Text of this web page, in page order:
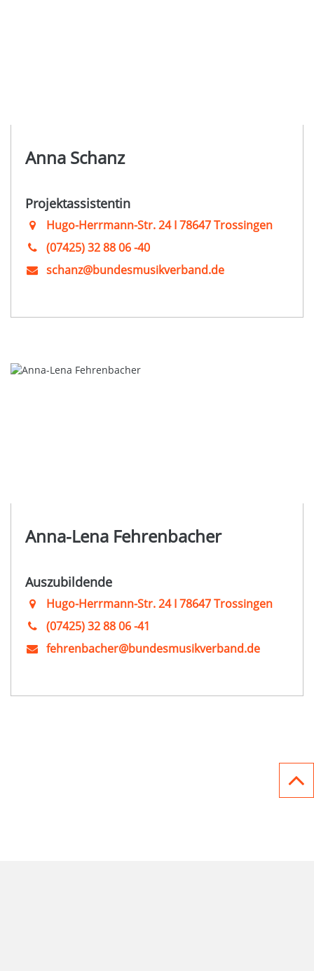
Anna Schanz
Projektassistentin
Hugo-Herrmann-Str. 24 I 78647 Trossingen
(07425) 32 88 06 -40
schanz@bundesmusikverband.de
Anna-Lena Fehrenbacher
Auszubildende
Hugo-Herrmann-Str. 24 I 78647 Trossingen
(07425) 32 88 06 -41
fehrenbacher@bundesmusikverband.de